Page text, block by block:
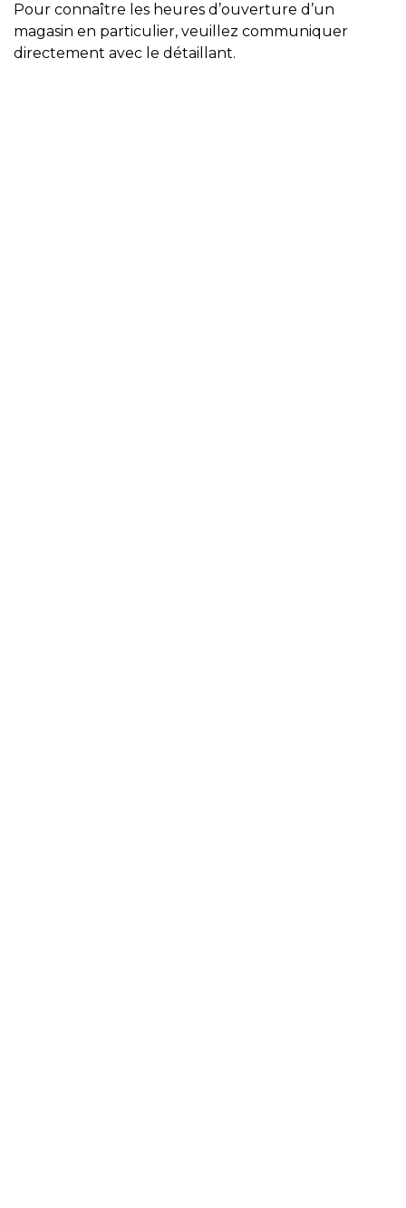
Pour connaître les heures d’ouverture d’un
magasin en particulier, veuillez communiquer
directement avec le détaillant.